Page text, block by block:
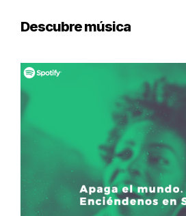
Descubre música